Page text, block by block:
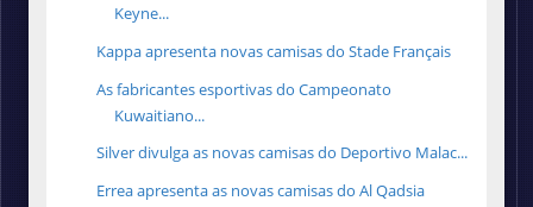
Keyne...
Kappa apresenta novas camisas do Stade Français
As fabricantes esportivas do Campeonato
Kuwaitiano...
Silver divulga as novas camisas do Deportivo Malac...
Errea apresenta as novas camisas do Al Qadsia